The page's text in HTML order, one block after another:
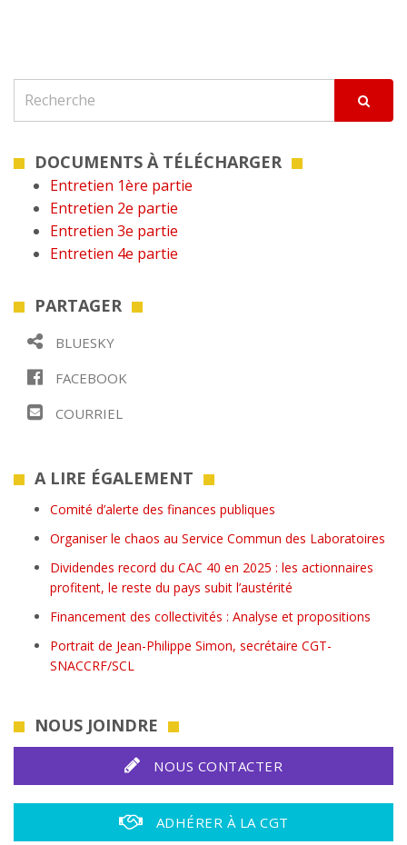
DOCUMENTS À TÉLÉCHARGER
Entretien 1ère partie
Entretien 2e partie
Entretien 3e partie
Entretien 4e partie
PARTAGER
BLUESKY
FACEBOOK
COURRIEL
A LIRE ÉGALEMENT
Comité d’alerte des finances publiques
Organiser le chaos au Service Commun des Laboratoires
Dividendes record du CAC 40 en 2025 : les actionnaires
profitent, le reste du pays subit l’austérité
Financement des collectivités : Analyse et propositions
Portrait de Jean-Philippe Simon, secrétaire CGT-
SNACCRF/SCL
NOUS JOINDRE
NOUS CONTACTER
ADHÉRER À LA CGT